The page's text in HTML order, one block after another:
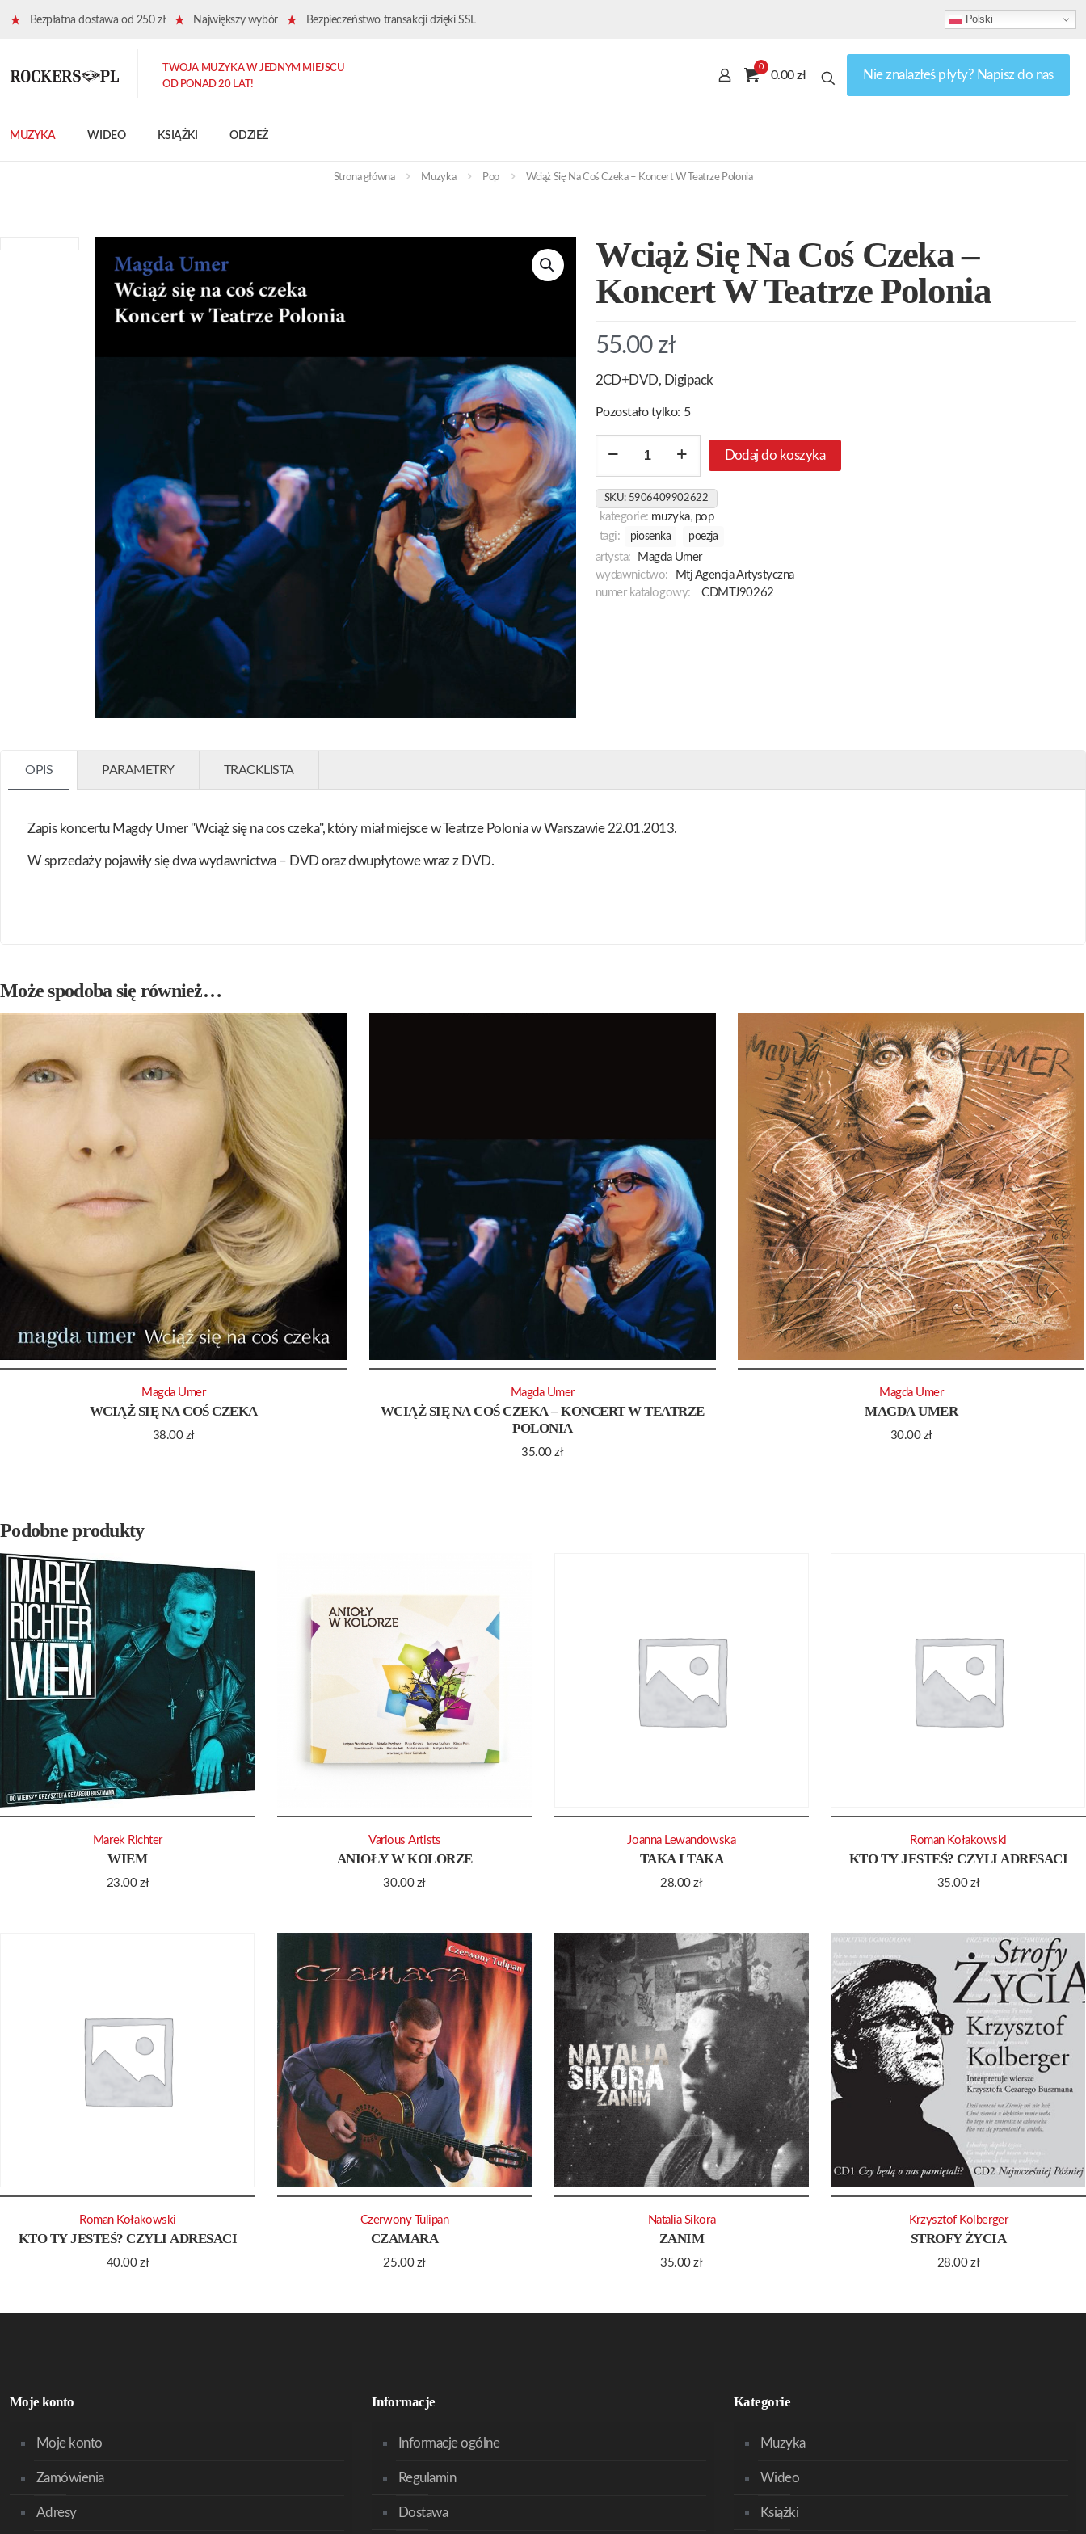
Bezpłatna dostawa od 250 zł Największy wybór Bezpieczeństwo transakcji dzięki SSL Polski
MUZYKA WIDEO KSIĄŻKI ODZIEŻ
TWOJA MUZYKA W JEDNYM MIEJSCU
OD PONAD 20 LAT!
0
0.00 zł Nie znalazłeś płyty? Napisz do nas
Strona główna Muzyka Pop Wciąż Się Na Coś Czeka – Koncert W Teatrze Polonia
Wciąż Się Na Coś Czeka –
Koncert W Teatrze Polonia
55.00 zł
2CD+DVD, Digipack
Pozostało tylko: 5
Na
Coś
Czeka
-
Koncert
Dodaj do koszyka
SKU: 5906409902622
kategorie: muzyka, pop
tagi:
piosenka poezja
artysta:
Magda Umer
wydawnictwo:
Mtj Agencja Artystyczna
numer katalogowy:
CDMTJ90262
OPIS PARAMETRY TRACKLISTA
Zapis koncertu Magdy Umer "Wciąż się na cos czeka", który miał miejsce w Teatrze Polonia w Warszawie 22.01.2013.
W sprzedaży pojawiły się dwa wydawnictwa – DVD oraz dwupłytowe wraz z DVD.
Może spodoba się również…
WCIĄŻ SIĘ NA COŚ CZEKA
38.00 zł
Magda Umer
WCIĄŻ SIĘ NA COŚ CZEKA – KONCERT W TEATRZE
POLONIA
35.00zł
Magda Umer
MAGDA UMER
30.00 zł
Magda Umer
Podobne produkty
WIEM
23.00zł
Marek Richter
ANIOŁY W KOLORZE
30.00 zł
Various Artists
TAKA I TAKA
28.00zł
Joanna Lewandowska
KTO TY JESTEŚ? CZYLI ADRESACI
35.00zł
Roman Kołakowski
KTO TY JESTEŚ? CZYLI ADRESACI
40.00zł
Roman Kołakowski
CZAMARA
25.00 zł
Czerwony Tulipan
ZANIM
35.00zł
Natalia Sikora
STROFY ŻYCIA
28.00zł
Krzysztof Kolberger
Moje konto
Moje konto
Zamówienia
Adresy
Informacje
Informacje ogólne
Regulamin
Dostawa
Kategorie
Muzyka
Wideo
Książki